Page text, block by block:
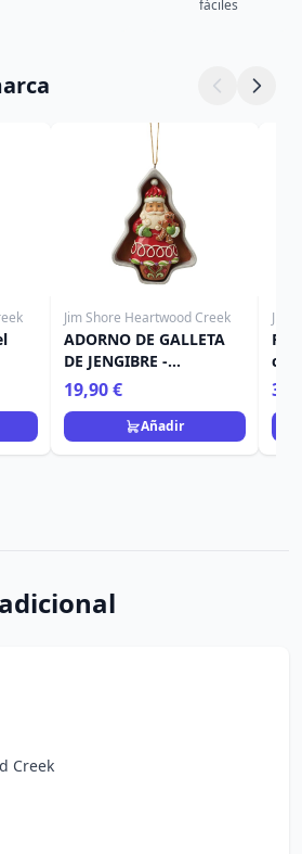
fáciles
Jim Shore Heartwood Creek
ADORNO DE GALLETA
DE JENGIBRE -
HEARTWOOD CREEK
19,90 €
Añadir
Jim
Creek